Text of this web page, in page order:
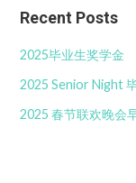
Recent Posts
2025毕业生奖学金
2025 Senior Night
2025 春节联欢晚会